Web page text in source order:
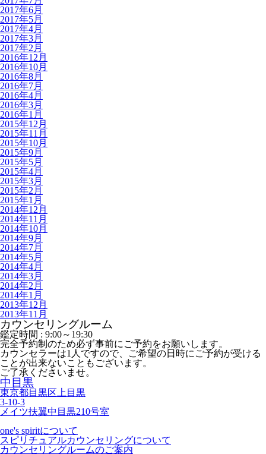
2017年6月
2017年5月
2017年4月
2017年3月
2017年2月
2016年12月
2016年10月
2016年8月
2016年7月
2016年4月
2016年3月
2016年1月
2015年12月
2015年11月
2015年10月
2015年9月
2015年5月
2015年4月
2015年3月
2015年2月
2015年1月
2014年12月
2014年11月
2014年10月
2014年9月
2014年7月
2014年5月
2014年4月
2014年3月
2014年2月
2014年1月
2013年12月
2013年11月
カウンセリングルーム
鑑定時間 : 9:00～19:30
完全予約制のため必ず事前にご予約をお願いします。
カウンセラーは1人ですので、ご希望の日時にご予約が受ける
ことが出来ないこともございます。
ご了承くださいませ。
中目黒
東京都目黒区上目黒
3-10-3
メイツ扶翼中目黒210号室
one's spiritについて
スピリチュアルカウンセリングについて
カウンセリングルームのご案内